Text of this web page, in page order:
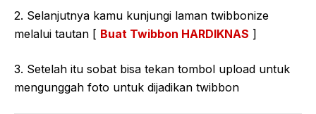
2. Selanjutnya kamu kunjungi laman twibbonize
melalui tautan [ Buat Twibbon HARDIKNAS ]
3. Setelah itu sobat bisa tekan tombol upload untuk
mengunggah foto untuk dijadikan twibbon